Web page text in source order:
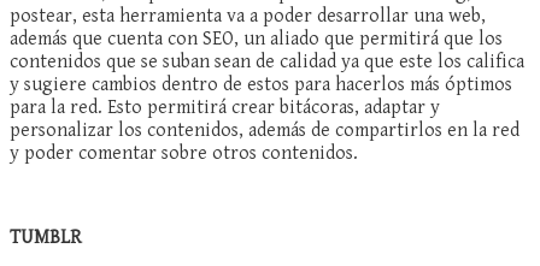
postear, esta herramienta va a poder desarrollar una web,
además que cuenta con SEO, un aliado que permitirá que los
contenidos que se suban sean de calidad ya que este los califica
y sugiere cambios dentro de estos para hacerlos más óptimos
para la red. Esto permitirá crear bitácoras, adaptar y
personalizar los contenidos, además de compartirlos en la red
y poder comentar sobre otros contenidos.
TUMBLR